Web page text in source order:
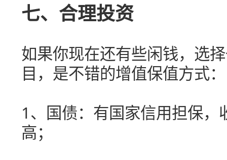
七、合理投资
如果你现在还有些闲钱，选
目，是不错的增值保值方式：
1、国债：有国家信用担保
高；